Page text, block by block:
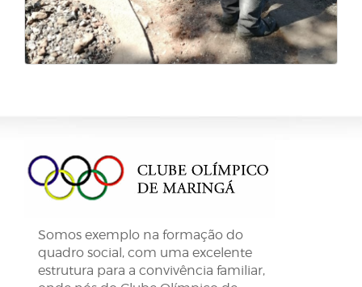
Somos exemplo na formação do
quadro social, com uma excelente
estrutura para a convivência familiar,